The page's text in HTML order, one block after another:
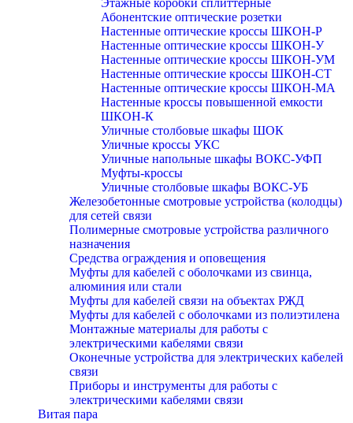
Этажные коробки сплиттерные
Абонентские оптические розетки
Настенные оптические кроссы ШКОН-Р
Настенные оптические кроссы ШКОН-У
Настенные оптические кроссы ШКОН-УМ
Настенные оптические кроссы ШКОН-СТ
Настенные оптические кроссы ШКОН-МА
Настенные кроссы повышенной емкости
ШКОН-К
Уличные столбовые шкафы ШОК
Уличные кроссы УКС
Уличные напольные шкафы ВОКС-УФП
Муфты-кроссы
Уличные столбовые шкафы ВОКС-УБ
Железобетонные смотровые устройства (колодцы)
для сетей связи
Полимерные смотровые устройства различного
назначения
Средства ограждения и оповещения
Муфты для кабелей с оболочками из свинца,
алюминия или стали
Муфты для кабелей связи на объектах РЖД
Муфты для кабелей с оболочками из полиэтилена
Монтажные материалы для работы с
электрическими кабелями связи
Оконечные устройства для электрических кабелей
связи
Приборы и инструменты для работы с
электрическими кабелями связи
Витая пара